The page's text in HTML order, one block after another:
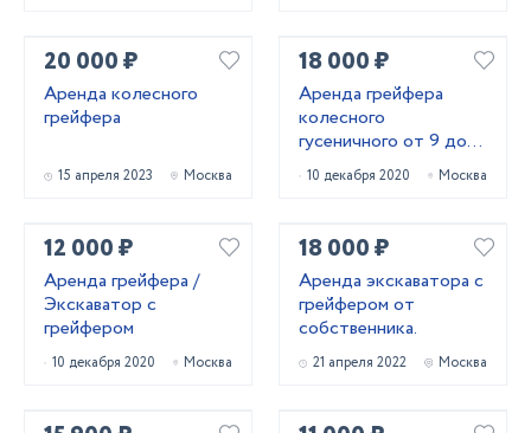
20 000 ₽
Аренда колесного
грейфера
15 апреля 2023 Москва
18 000 ₽
Аренда грейфера
колесного
гусеничного от 9 до
27м
10 декабря 2020 Москва
12 000 ₽
Аренда грейфера /
Экскаватор с
грейфером
10 декабря 2020 Москва
18 000 ₽
Аренда экскаватора с
грейфером от
собственника.
21 апреля 2022 Москва